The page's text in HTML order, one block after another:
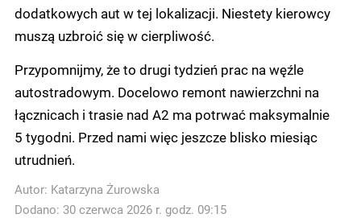
dodatkowych aut w tej lokalizacji. Niestety kierowcy
muszą uzbroić się w cierpliwość.
Przypomnijmy, że to drugi tydzień prac na węźle
autostradowym. Docelowo remont nawierzchni na
łącznicach i trasie nad A2 ma potrwać maksymalnie
5 tygodni. Przed nami więc jeszcze blisko miesiąc
utrudnień.
Autor: Katarzyna Żurowska
Dodano: 30 czerwca 2026 r. godz. 09:15